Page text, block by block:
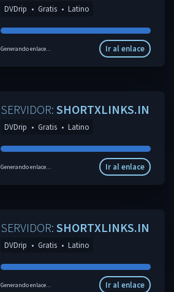
DVDrip • Gratis • Latino
Generando enlace... Ir al enlace
SERVIDOR: SHORTXLINKS.IN
DVDrip • Gratis • Latino
Generando enlace... Ir al enlace
SERVIDOR: SHORTXLINKS.IN
DVDrip • Gratis • Latino
Generando enlace... Ir al enlace